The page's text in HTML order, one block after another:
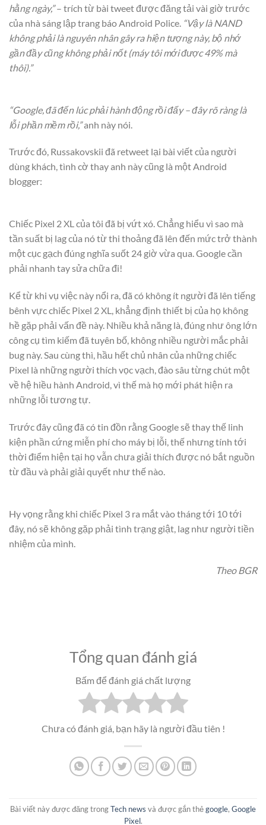
hằng ngày,”– trích từ bài tweet được đăng tải vài giờ trước
của nhà sáng lập trang báo Android Police. “Vậy là NAND
không phải là nguyên nhân gây ra hiện tượng này, bộ nhớ
gần đầy cũng không phải nốt (máy tôi mới được 49% mà
thôi).”
“Google, đã đến lúc phải hành động rồi đấy – đây rõ ràng là
lỗi phần mềm rồi,”anh này nói.
Trước đó, Russakovskii đã retweet lại bài viết của người
dùng khách, tình cờ thay anh này cũng là một Android
blogger:
Chiếc Pixel 2 XL của tôi đã bị vứt xó. Chẳng hiểu vì sao mà
tần suất bị lag của nó từ thi thoảng đã lên đến mức trở thành
một cục gạch đúng nghĩa suốt 24 giờ vừa qua. Google cần
phải nhanh tay sửa chữa đi!
Kể từ khi vụ việc này nổi ra, đã có không ít người đã lên tiếng
bênh vực chiếc Pixel 2 XL, khẳng định thiết bị của họ không
hề gặp phải vấn đề này. Nhiều khả năng là, đúng như ông lớn
công cụ tìm kiếm đã tuyên bố, không nhiều người mắc phải
bug này. Sau cùng thì, hầu hết chủ nhân của những chiếc
Pixel là những người thích vọc vạch, đào sâu từng chút một
về hệ hiều hành Android, vì thế mà họ mới phát hiện ra
những lỗi tương tự.
Trước đây cũng đã có tin đồn rằng Google sẽ thay thế linh
kiện phần cứng miễn phí cho máy bị lỗi, thế nhưng tính tới
thời điểm hiện tại họ vẫn chưa giải thích được nó bắt nguồn
từ đầu và phải giải quyết như thế nào.
Hy vọng rằng khi chiếc Pixel 3 ra mắt vào tháng tới 10 tới
đây, nó sẽ không gặp phải tình trạng giật, lag như người tiền
nhiệm của mình.
Theo BGR
Tổng quan đánh giá
Bấm để đánh giá chất lượng
Chưa có đánh giá, bạn hãy là người đầu tiên !
Bài viết này được đăng trongTech news và được gắn thẻgoogle, Google
Pixel.